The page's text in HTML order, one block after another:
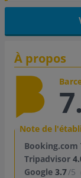
À propos
Note de
Booking.com
Tripadvisor
Google 3.7/5